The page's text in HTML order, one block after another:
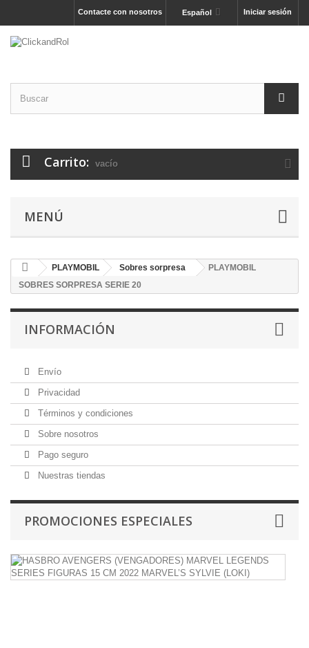
Iniciar sesión
Español
Contacte con nosotros
Carrito: vacío
MENÚ
PLAYMOBIL Sobres sorpresa
PLAYMOBIL
SOBRES SORPRESA SERIE 20
INFORMACIÓN
Envío
Privacidad
Términos y condiciones
Sobre nosotros
Pago seguro
Nuestras tiendas
PROMOCIONES ESPECIALES